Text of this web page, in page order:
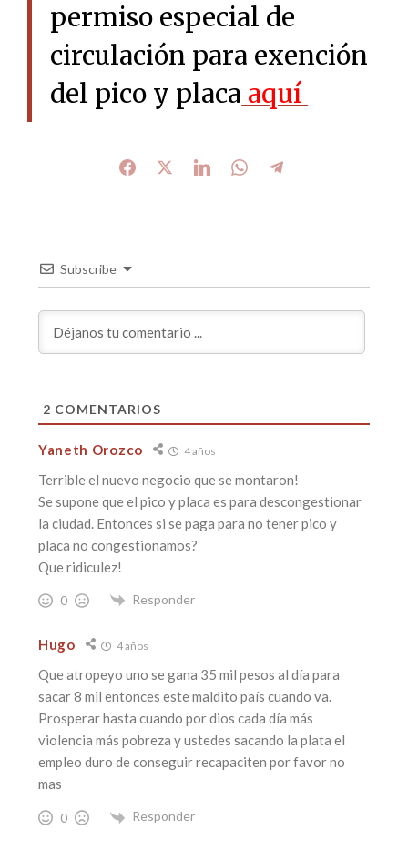
permiso especial de
circulación para exención
del pico y placa aquí
Subscribe
2 COMENTARIOS
Yaneth Orozco 4 años
Terrible el nuevo negocio que se montaron!
Se supone que el pico y placa es para descongestionar
la ciudad. Entonces si se paga para no tener pico y
placa no congestionamos?
Que ridiculez!
0 Responder
Hugo 4 años
Que atropeyo uno se gana 35 mil pesos al día para
sacar 8 mil entonces este maldito país cuando va.
Prosperar hasta cuando por dios cada día más
violencia más pobreza y ustedes sacando la plata el
empleo duro de conseguir recapaciten por favor no
mas
0 Responder